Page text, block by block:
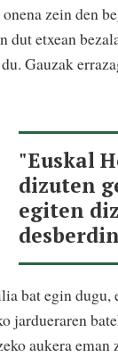
zein den
etxean
Gauzak
"Euskal
dizuten
egiten
bat egin dugu,
jardueraren
aukera eman